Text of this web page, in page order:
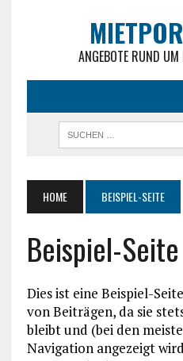
ANGEBOTE RUND
HOME BEISPIEL-SEITE
Beispiel-Seite
Dies ist eine Beispiel-
von Beiträgen, da sie
bleibt und (bei den
Navigation angezeigt